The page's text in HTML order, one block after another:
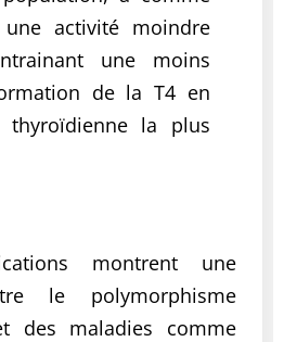
une activité moindre
une moins
de la T4 en
thyroïdienne la plus
montrent une
le polymorphisme
des maladies comme